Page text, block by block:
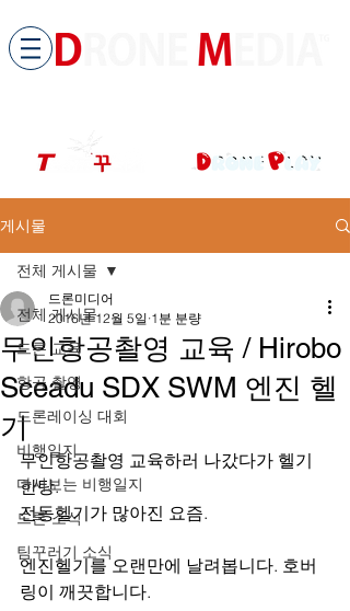
게시물
전체 게시물
드론 교육
항공 촬영
드론레이싱 대회
비행일지
다시보는 비행일지
드론 소식
팀꾸러기 소식
전체 게시물
무인항공촬영 교육 / Hirobo
Sceadu SDX SWM 엔진 헬
기
드론미디어
2016년 12월 5일 1분 분량
무인항공촬영 교육하러 나갔다가 헬기
한탕.
전동헬기가 많아진 요즘.
엔진헬기를 오랜만에 날려봅니다. 호버
링이 깨끗합니다.